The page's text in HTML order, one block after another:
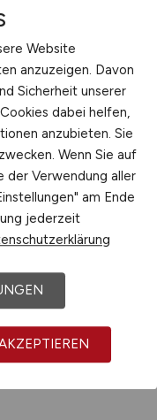
der Stadt
Hoch-
& Co. KG
Website
anzuzeigen. Davon
Sicherheit unserer
dabei helfen,
anzubieten. Sie
Wenn Sie auf
der Verwendung aller
am Ende
jederzeit